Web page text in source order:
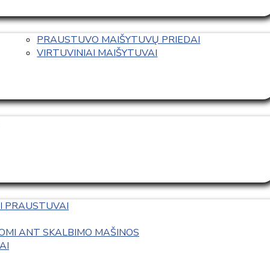
PRAUSTUVO MAIŠYTUVŲ PRIEDAI
VIRTUVINIAI MAIŠYTUVAI
PRAUSTUVAI
ANT SKALBIMO MAŠINOS